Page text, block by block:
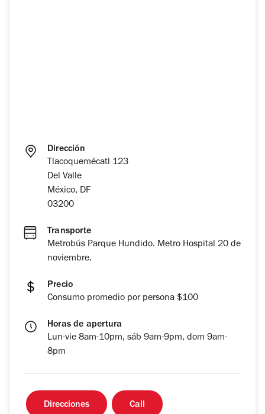
Dirección
Tlacoquemécatl 123
Del Valle
México, DF
03200
Transporte
Metrobús Parque Hundido. Metro Hospital 20 de
noviembre.
Precio
Consumo promedio por persona $100
Horas de apertura
Lun-vie 8am-10pm, sáb 9am-9pm, dom 9am-
8pm
Direcciones Call